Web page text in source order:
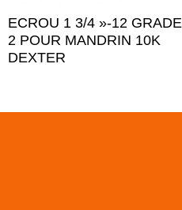
ECROU 1 3/4 »-12 GRADE
2 POUR MANDRIN 10K
DEXTER